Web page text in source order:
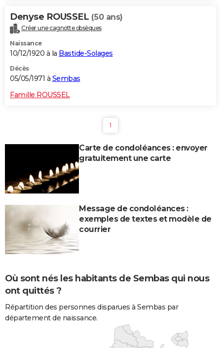
Denyse ROUSSEL (50 ans)
Créer une cagnotte obsèques
Naissance
10/12/1920 à la Bastide-Solages
Décès
05/05/1971 à Sembas
Famille ROUSSEL
1
Carte de condoléances : envoyer
gratuitement une carte
Message de condoléances :
exemples de textes et modèle de
courrier
Où sont nés les habitants de Sembas qui nous
ont quittés ?
Répartition des personnes disparues à Sembas par
département de naissance.